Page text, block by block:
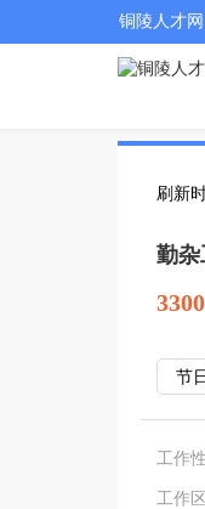
铜陵人才网
刷新
勤杂
节
工作
工作